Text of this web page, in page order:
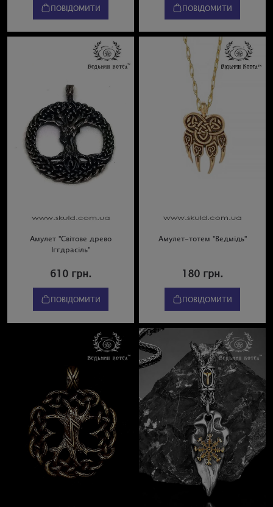
ПОВІДОМИТИ ПОВІДОМИТИ
Амулет "Світове древо
Іггдрасіль"
610 грн.
ПОВІДОМИТИ
Амулет-тотем "Ведмідь"
180 грн.
ПОВІДОМИТИ